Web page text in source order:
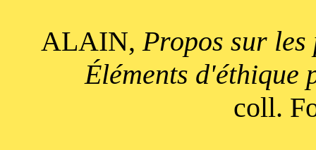
ALAIN,Propos sur les
Éléments d'éthique
coll.